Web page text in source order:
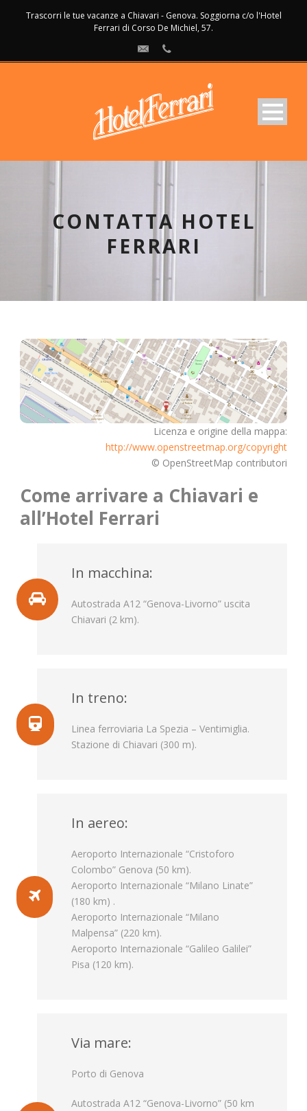
Trascorri le tue vacanze a Chiavari - Genova. Soggiorna c/o l'Hotel
Ferrari di Corso De Michiel, 57.
Italiano
CONTATTA HOTEL
FERRARI
Licenza e origine della mappa:
http://www.openstreetmap.org/copyright
© OpenStreetMap contributori
Come arrivare a Chiavari e
all’Hotel Ferrari
In macchina:
Autostrada A12 “Genova-Livorno” uscita
Chiavari (2 km).
In treno:
Linea ferroviaria La Spezia – Ventimiglia.
Stazione di Chiavari (300 m).
In aereo:
Aeroporto Internazionale “Cristoforo
Colombo” Genova (50 km).
Aeroporto Internazionale “Milano Linate”
(180 km) .
Aeroporto Internazionale “Milano
Malpensa” (220 km).
Aeroporto Internazionale “Galileo Galilei”
Pisa (120 km).
Via mare:
Porto di Genova
Autostrada A12 “Genova-Livorno” (50 km